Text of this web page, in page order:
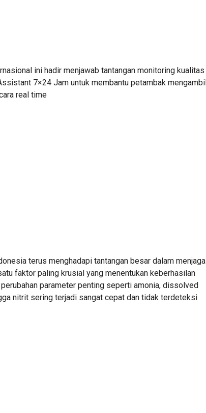
ini hadir menjawab tantangan monitoring kualitas
7×24 Jam untuk membantu petambak mengambil
real time
terus menghadapi tantangan besar dalam menjaga
faktor paling krusial yang menentukan keberhasilan
parameter penting seperti amonia, dissolved
nitrit sering terjadi sangat cepat dan tidak terdeteksi